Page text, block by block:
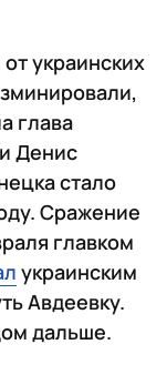
украинских
глава
Денис
стало
Сражение
главком
украинским
Авдеевку.
дальше.